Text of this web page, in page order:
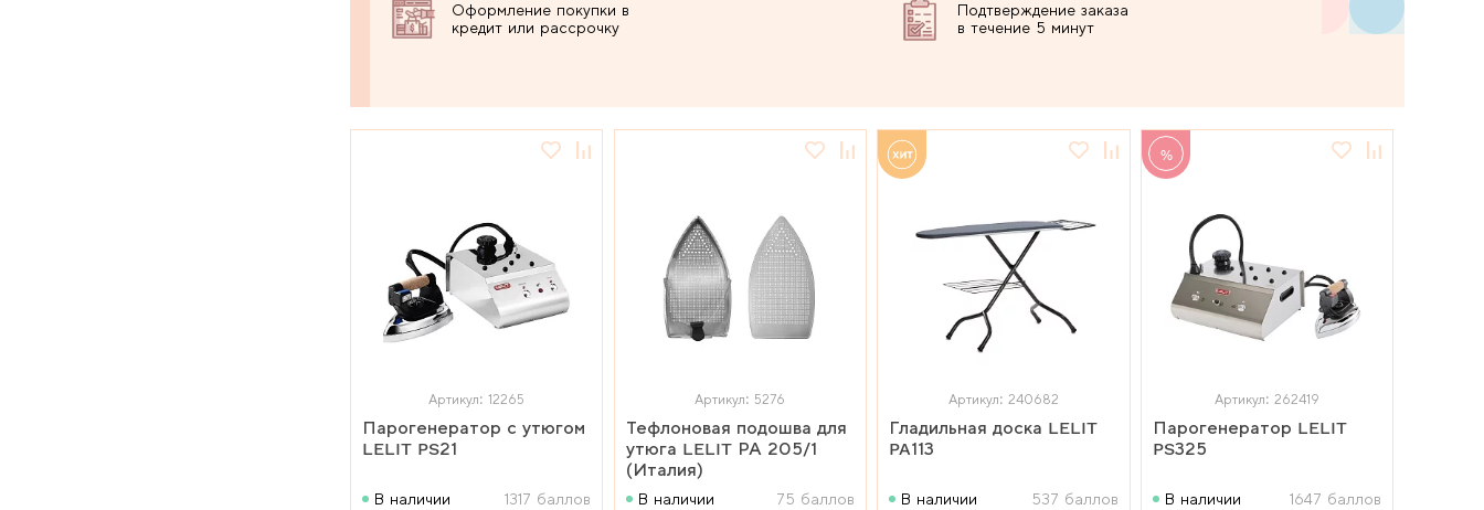
Оформление покупки в
кредит или рассрочку
Подтверждение заказа
в течение 5 минут
Артикул: 12265
Парогенератор с утюгом
LELIT PS21
В наличии 1317 баллов
Артикул: 5276
Тефлоновая подошва для
утюга LELIT РА 205/1
(Италия)
В наличии 75 баллов
Артикул: 240682
Гладильная доска LELIT
PA113
В наличии 537 баллов
%
Артикул: 262419
Парогенератор LELIT
PS325
В наличии 1647 баллов